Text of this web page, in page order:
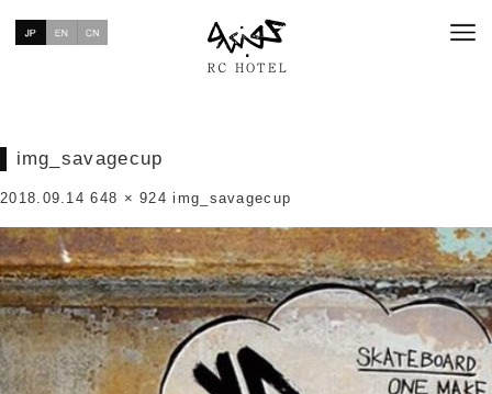
img_savagecup
2018.09.14 648 × 924 img_savagecup